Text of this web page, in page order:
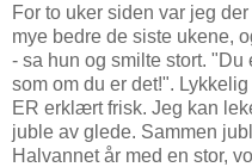
For to uker siden var jeg
mye bedre de siste ukene,
- sa hun og smilte stort. "Du
som om du er det!".
ER erklært frisk. Jeg kan
juble av glede. Sammen
Halvannet år med en stor,